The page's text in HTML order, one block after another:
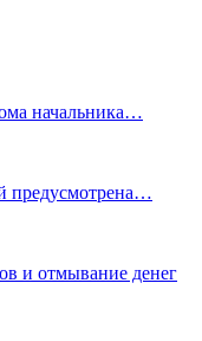
начальника…
предусмотрена…
и отмывание денег